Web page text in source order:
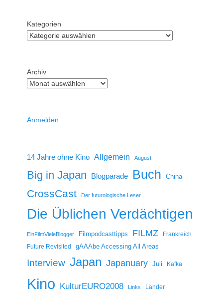
Kategorien
Archiv
Anmelden
14 Jahre ohne Kino Allgemein August
Big in Japan Blogparade Buch China
CrossCast Der futurologische Leser
Die Üblichen Verdächtigen
EinFilmVieleBlogger Filmpodcasttipps FILMZ
Frankreich
Future Revisited
gAAAbe Accessing All Areas
Interview Japan Japanuary Juli Kafka
Kino KulturEURO2008 Links Länder